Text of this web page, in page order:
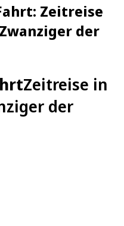
Zeitreise
der
Zeitreise in
der